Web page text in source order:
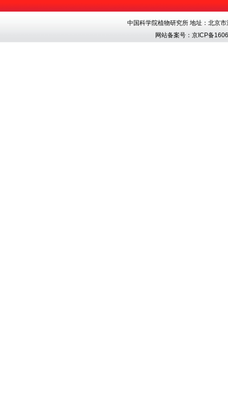
中国科学院植物研究所 地址：北京
网站备案号：京ICP备